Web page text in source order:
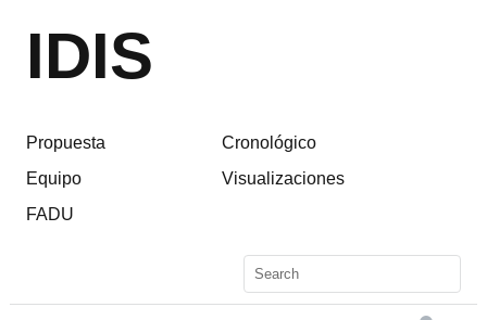
IDIS
Propuesta
Equipo
FADU
Cronológico
Visualizaciones